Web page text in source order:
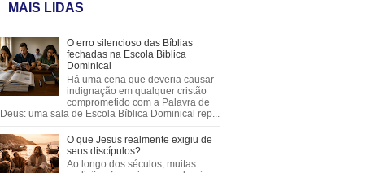
MAIS LIDAS
O erro silencioso das Bíblias
fechadas na Escola Bíblica
Dominical
Há uma cena que deveria causar
indignação em qualquer cristão
comprometido com a Palavra de
Deus: uma sala de Escola Bíblica Dominical rep...
O que Jesus realmente exigiu de
seus discípulos?
Ao longo dos séculos, muitas